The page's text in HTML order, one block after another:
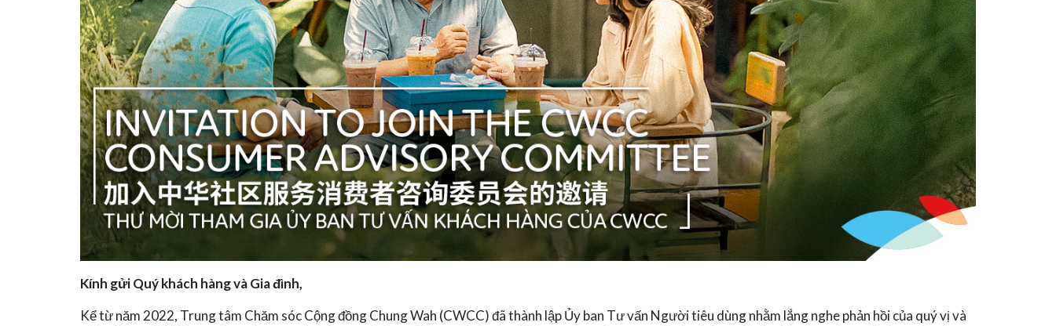
Kính gửi Quý khách hàng và Gia đình,
Kể từ năm 2022, Trung tâm Chăm sóc Cộng đồng Chung Wah (CWCC) đã thành lập Ủy ban Tư vấn Người tiêu dùng nhằm lắng nghe phản hồi của quý vị và